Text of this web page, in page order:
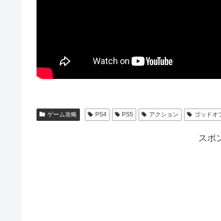
ゲーム攻略 PS4 PS5 アクション ゴッドオ
スポ